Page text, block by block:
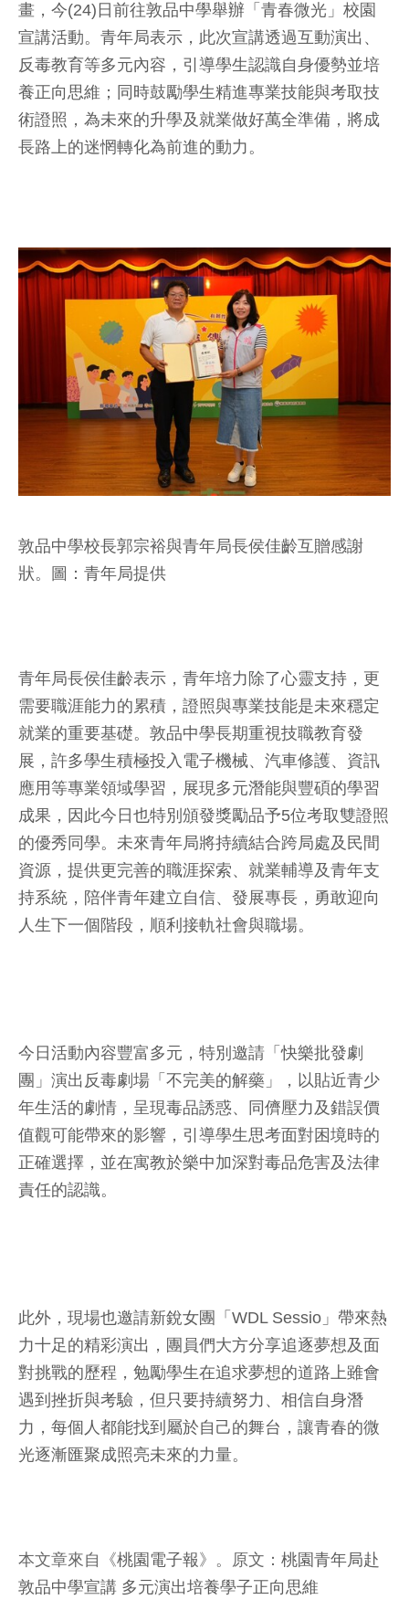
畫，今(24)日前往敦品中學舉辦「青春微光」校園
宣講活動。青年局表示，此次宣講透過互動演出、
反毒教育等多元內容，引導學生認識自身優勢並培
養正向思維；同時鼓勵學生精進專業技能與考取技
術證照，為未來的升學及就業做好萬全準備，將成
長路上的迷惘轉化為前進的動力。
敦品中學校長郭宗裕與青年局長侯佳齡互贈感謝
狀。圖：青年局提供
青年局長侯佳齡表示，青年培力除了心靈支持，更
需要職涯能力的累積，證照與專業技能是未來穩定
就業的重要基礎。敦品中學長期重視技職教育發
展，許多學生積極投入電子機械、汽車修護、資訊
應用等專業領域學習，展現多元潛能與豐碩的學習
成果，因此今日也特別頒發獎勵品予5位考取雙證照
的優秀同學。未來青年局將持續結合跨局處及民間
資源，提供更完善的職涯探索、就業輔導及青年支
持系統，陪伴青年建立自信、發展專長，勇敢迎向
人生下一個階段，順利接軌社會與職場。
今日活動內容豐富多元，特別邀請「快樂批發劇
團」演出反毒劇場「不完美的解藥」，以貼近青少
年生活的劇情，呈現毒品誘惑、同儕壓力及錯誤價
值觀可能帶來的影響，引導學生思考面對困境時的
正確選擇，並在寓教於樂中加深對毒品危害及法律
責任的認識。
此外，現場也邀請新銳女團「WDL Sessio」帶來熱
力十足的精彩演出，團員們大方分享追逐夢想及面
對挑戰的歷程，勉勵學生在追求夢想的道路上雖會
遇到挫折與考驗，但只要持續努力、相信自身潛
力，每個人都能找到屬於自己的舞台，讓青春的微
光逐漸匯聚成照亮未來的力量。
本文章來自《桃園電子報 》。原文： 桃園青年局赴
敦品中學宣講 多元演出培養學子正向思維